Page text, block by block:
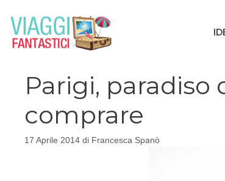
contenuto
Parigi, paradiso
comprare
17 Aprile 2014 di Francesca Spanò